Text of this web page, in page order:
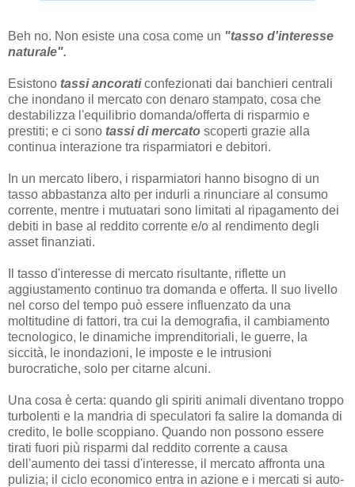
Beh no. Non esiste una cosa come un "tasso d'interesse
naturale".
Esistono tassi ancoraticonfezionati dai banchieri centrali
che inondano il mercato con denaro stampato, cosa che
destabilizza l'equilibrio domanda/offerta di risparmio e
prestiti; e ci sono tassi di mercato scoperti grazie alla
continua interazione tra risparmiatori e debitori.
In un mercato libero, i risparmiatori hanno bisogno di un
tasso abbastanza alto per indurli a rinunciare al consumo
corrente, mentre i mutuatari sono limitati al ripagamento dei
debiti in base al reddito corrente e/o al rendimento degli
asset finanziati.
Il tasso d'interesse di mercato risultante, riflette un
aggiustamento continuo tra domanda e offerta. Il suo livello
nel corso del tempo può essere influenzato da una
moltitudine di fattori, tra cui la demografia, il cambiamento
tecnologico, le dinamiche imprenditoriali, le guerre, la
siccità, le inondazioni, le imposte e le intrusioni
burocratiche, solo per citarne alcuni.
Una cosa è certa: quando gli spiriti animali diventano troppo
turbolenti e la mandria di speculatori fa salire la domanda di
credito, le bolle scoppiano. Quando non possono essere
tirati fuori più risparmi dal reddito corrente a causa
dell'aumento dei tassi d'interesse, il mercato affronta una
pulizia; il ciclo economico entra in azione e i mercati si auto-